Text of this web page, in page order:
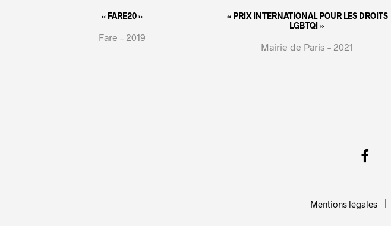
« FARE20 »
Fare – 2019
« PRIX INTERNATIONAL POUR LES DROITS
LGBTQI »
Mairie de Paris – 2021
Mentions légales